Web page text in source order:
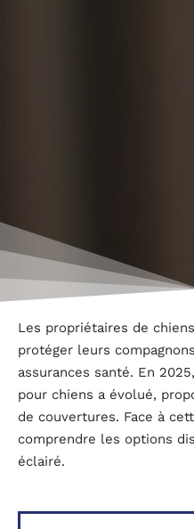
Les propriétaires de
protéger leurs
assurances santé. En
pour chiens a évolué,
de couvertures. Face à
comprendre les options
éclairé.